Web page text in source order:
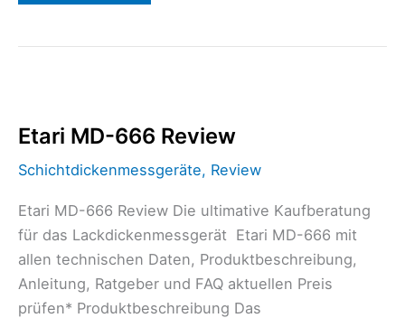
Etari MD-666 Review
Schichtdickenmessgeräte, Review
Etari MD-666 Review Die ultimative Kaufberatung
für das Lackdickenmessgerät Etari MD-666 mit
allen technischen Daten, Produktbeschreibung,
Anleitung, Ratgeber und FAQ aktuellen Preis
prüfen* Produktbeschreibung Das
Review